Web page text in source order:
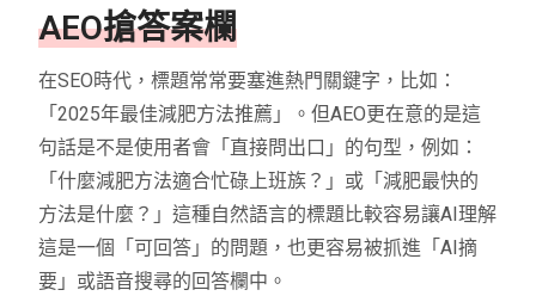
AEO搶答案欄
在SEO時代，標題常常要塞進熱門關鍵字，比如：
「2025年最佳減肥方法推薦」。但AEO更在意的是這
句話是不是使用者會「直接問出口」的句型，例如：
「什麼減肥方法適合忙碌上班族？」或「減肥最快的
方法是什麼？」這種自然語言的標題比較容易讓AI理解
這是一個「可回答」的問題，也更容易被抓進「AI摘
要」或語音搜尋的回答欄中。